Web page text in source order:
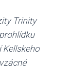
Trinity
Kellskeho